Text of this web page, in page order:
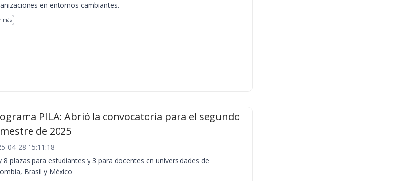
en entornos cambiantes.
más
PILA: Abrió la convocatoria para el segundo
de 2025
04-28 15:11:18
8 plazas para estudiantes y 3 para docentes en universidades de
Brasil y México